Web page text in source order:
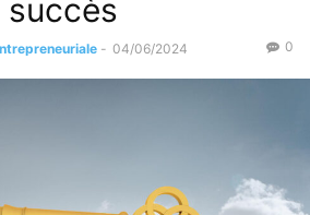
succès
- 04/06/2024 0